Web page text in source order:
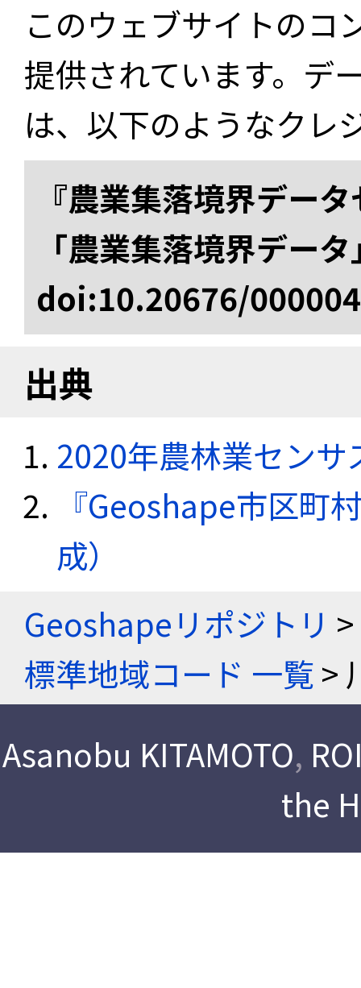
このウェブサイトのコ
提供されています。デ
は、以下のようなクレ
『農業集落境界デー
「農業集落境界デー
doi:10.20676/
出典
2020年農林業セン
『Geoshape市区町
成）
Geoshapeリポジトリ >
標準地域コード 一覧>
Asanobu KITAMOTO,
the